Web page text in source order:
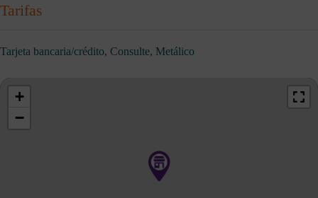
Tarifas
Tarjeta bancaria/crédito, Consulte, Metálico
+
−